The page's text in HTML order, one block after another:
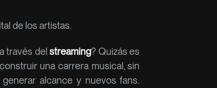
de los artistas.
través delstreaming? Quizás es
una carrera musical, sin
alcance y nuevos fans.